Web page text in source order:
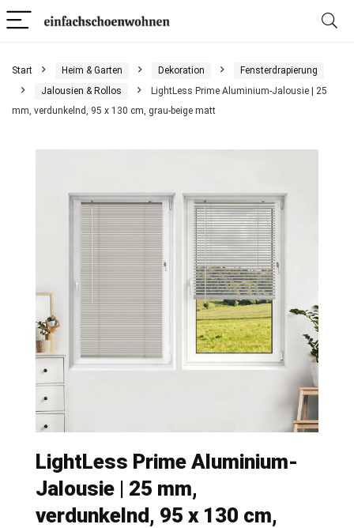
Start Heim & Garten Dekoration
Fensterdrapierung
Jalousien & Rollos
LightLess Prime Aluminium-Jalousie | 25
mm, verdunkelnd, 95 x 130 cm, grau-beige matt
LightLess Prime Aluminium-
Jalousie | 25 mm,
verdunkelnd, 95 x 130 cm,